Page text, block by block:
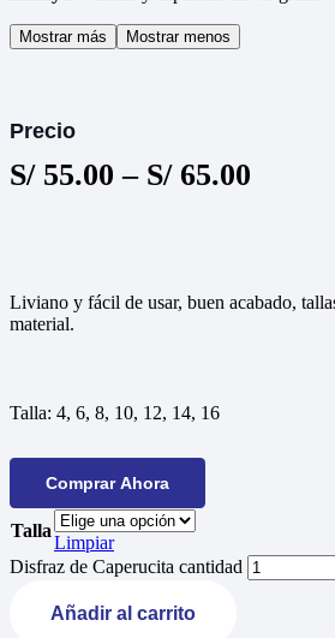
Mostrar más Mostrar menos
Precio
S/55.00 – S/65.00
Liviano y fácil de usar, buen acabado,
material.
Talla: 4, 6, 8, 10, 12, 14, 16
Comprar Ahora
Talla
Limpiar
Disfraz de Caperucita cantidad
Añadir al carrito